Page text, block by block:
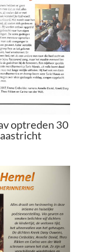
optreden 30